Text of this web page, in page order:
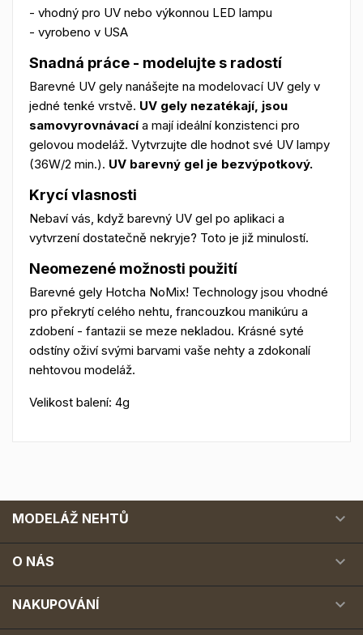
- vhodný pro UV nebo výkonnou LED lampu
- vyrobeno v USA
Snadná práce - modelujte s radostí
Barevné UV gely nanášejte na modelovací UV gely v
jedné tenké vrstvě. UV gely nezatékají, jsou
samovyrovnávací a mají ideální konzistenci pro
gelovou modeláž. Vytvrzujte dle hodnot své UV lampy
(36W/2 min.). UV barevný gel je bezvýpotkový.
Krycí vlasnosti
Nebaví vás, když barevný UV gel po aplikaci a
vytvrzení dostatečně nekryje? Toto je již minulostí.
Neomezené možnosti použití
Barevné gely Hotcha NoMix! Technology jsou vhodné
pro překrytí celého nehtu, francouzkou manikúru a
zdobení - fantazii se meze nekladou. Krásné syté
odstíny oživí svými barvami vaše nehty a zdokonalí
nehtovou modeláž.
Velikost balení: 4g
MODELÁŽ NEHTŮ 
O NÁS 
NAKUPOVÁNÍ 